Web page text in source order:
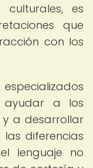
culturales, es
que
con los
ayudar a los
y a desarrollar
diferencias
lenguaje no